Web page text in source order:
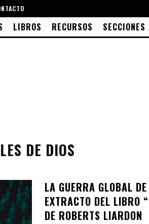
LIBROS RECURSOS SECCIONES
DE DIOS
LA GUERRA GLOBAL
EXTRACTO DEL LIBRO
DE ROBERTS LIARDON